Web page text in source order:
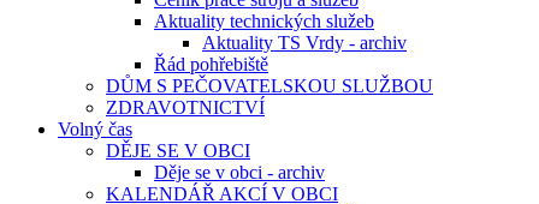
Aktuality technických služeb
Aktuality TS Vrdy - archiv
Řád pohřebiště
DŮM S PEČOVATELSKOU SLUŽBOU
ZDRAVOTNICTVÍ
Volný čas
DĚJE SE V OBCI
Děje se v obci - archiv
KALENDÁŘ AKCÍ V OBCI